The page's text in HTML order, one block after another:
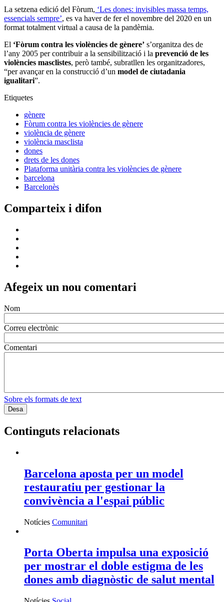
La setzena edició del Fòrum, ‘Les dones: invisibles massa temps,
essencials sempre’, es va haver de fer el novembre del 2020 en un
format totalment virtual a causa de la pandèmia.
El ‘Fòrum contra les violències de gènere’ s’organitza des de
l’any 2005 per contribuir a la sensibilització i la prevenció de les
violències masclistes, però també, subratllen les organitzadores,
“per avançar en la construcció d’un model de ciutadania
igualitari”.
Etiquetes
gènere
Fòrum contra les violències de gènere
violència de gènere
violència masclista
dones
drets de les dones
Plataforma unitària contra les violències de gènere
barcelona
Barcelonès
Comparteix i difon
Afegeix un nou comentari
Nom
Correu electrònic
Comentari
Sobre els formats de text
Continguts relacionats
Barcelona aposta per un model
restauratiu per gestionar la
convivència a l'espai públic
Notícies Comunitari
Porta Oberta impulsa una exposició
per mostrar el doble estigma de les
dones amb diagnòstic de salut mental